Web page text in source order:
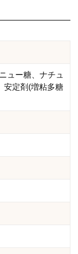
ュー糖、ナチュ
安定剤(増粘多糖